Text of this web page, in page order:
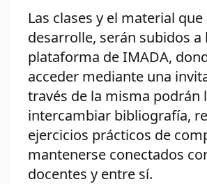
Las clases y el material que
desarrolle, serán subidos a
plataforma de IMADA,
acceder mediante una
través de la misma podrán
intercambiar bibliografía,
ejercicios prácticos de
mantenerse conectados
docentes y entre sí.